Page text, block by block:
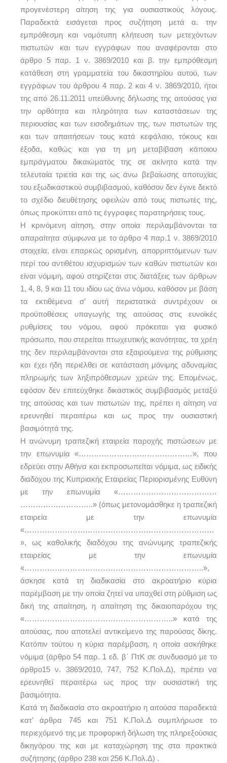
προγενέστερη αίτηση της για ουσιαστικούς λόγους.
Παραδεκτά εισάγεται προς συζήτηση μετά α. την
εμπρόθεσμη και νομότυπη κλήτευση των μετεχόντων
πιστωτών και των εγγράφων που αναφέρονται στο
άρθρο 5 παρ. 1 ν. 3869/2010 και β. την εμπρόθεσμη
κατάθεση στη γραμματεία του δικαστηρίου αυτού, των
εγγράφων του άρθρου 4 παρ. 2 και 4 ν. 3869/2010, ήτοι
της από 26.11.2011 υπεύθυνης δήλωσης της αιτούσας για
την ορθότητα και πληρότητα των καταστάσεων της
περιουσίας και των εισοδημάτων της, των πιστωτών της
και των απαιτήσεων τους κατά κεφάλαιο, τόκους και
έξοδα, καθώς και για τη μη μεταβίβαση κάποιου
εμπράγματου δικαιώματός της σε ακίνητο κατά την
τελευταία τριετία και της ως άνω βεβαίωσης αποτυχίας
του εξωδικαστικού συμβιβασμού, καθόσον δεν έγινε δεκτό
το σχέδιο διευθέτησης οφειλών από τους πιστωτές της,
όπως προκύπτει από τις έγγραφες παρατηρήσεις τους.
Η κρινόμενη αίτηση, στην οποία περιλαμβάνονται τα
απαραίτητα σύμφωνα με το άρθρο 4 παρ.1 ν. 3869/2010
στοιχεία, είναι επαρκώς ορισμένη, απορριπτόμενων των
περί του αντιθέτου ισχυρισμών των καθών πιστωτών και
είναι νόμιμη, αφού στηρίζεται στις διατάξεις των άρθρων
1, 4, 8, 9 και 11 του ιδίου ως άνω νόμου, καθόσον με βάση
τα εκτιθέμενα σ’ αυτή περιστατικά συντρέχουν οι
προϋποθέσεις υπαγωγής της αιτούσας στις ευνοϊκές
ρυθμίσεις του νόμου, αφού πρόκειται για φυσικό
πρόσωπο, που στερείται πτωχευτικής ικανότητας, τα χρέη
της δεν περιλαμβάνονται στα εξαιρούμενα της ρύθμισης
και έχει ήδη περιέλθει σε κατάσταση μόνιμης αδυναμίας
πληρωμής των ληξιπρόθεσμων χρεών της. Επομένως,
εφόσον δεν επιτεύχθηκε δικαστικός συμβιβασμός μεταξύ
της αιτούσας και των πιστωτών της, πρέπει η αίτηση να
ερευνηθεί περαιτέρω και ως προς την ουσιαστική
βασιμότητά της.
Η ανώνυμη τραπεζική εταιρεία παροχής πιστώσεων με
την επωνυμία «………………………………………», που
εδρεύει στην Αθήνα και εκπροσωπείται νόμιμα, ως ειδικής
διαδόχου της Κυπριακής Εταιρείας Περιορισμένης Ευθύνη
με την επωνυμία «…………………………………
………………………..» (όπως μετονομάσθηκε η τραπεζική
εταιρεία με την επωνυμία
«…………………………………………………………………
», ως καθολικής διαδόχου της ανώνυμης τραπεζικής
εταιρείας με την επωνυμία
«……………………………………………………………..»,
άσκησε κατά τη διαδικασία στο ακροατήριο κύρια
παρέμβαση με την οποία ζητεί να υπαχθεί στη ρύθμιση ως
δική της απαίτηση, η απαίτηση της δικαιοπαρόχου της
«…………………………………………………..» κατά της
αιτούσας, που αποτελεί αντικείμενο της παρούσας δίκης.
Κατόπιν τούτου η κύρια παρέμβαση, η οποία ασκήθηκε
νόμιμα (άρθρο 54 παρ. 1 εδ. β΄ ΠτΚ σε συνδυασμό με το
άρθρο15 ν. 3869/2010, 747, 752 Κ.Πολ.Δ), πρέπει να
ερευνηθεί περαιτέρω ως προς την ουσιαστική της
βασιμότητα.
Κατά τη διαδικασία στο ακροατήριο η αιτούσα παραδεκτά
κατ’ άρθρα 745 και 751 Κ.Πολ.Δ συμπλήρωσε το
περιεχόμενό της με προφορική δήλωση της πληρεξούσιας
δικηγόρου της και με καταχώρηση της στα πρακτικά
συζήτησης (άρθρο 238 και 256 Κ.Πολ.Δ) .